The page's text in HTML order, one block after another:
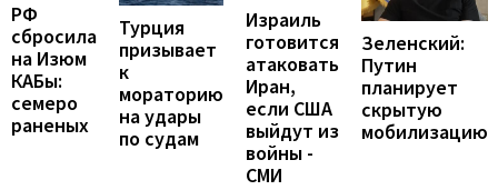
РФ
сбросила
на Изюм
КАБы:
семеро
раненых
Турция
призывает
к
мораторию
на удары
по судам
Израиль
готовится
атаковать
Иран,
если США
выйдут из
войны -
СМИ
Зеленский:
Путин
планирует
скрытую
мобилизацию